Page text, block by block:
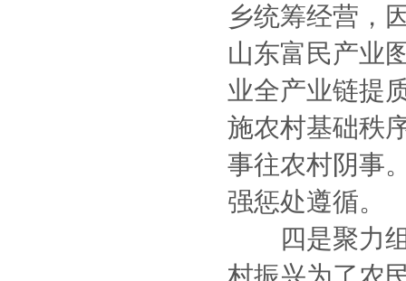
乡统筹经营，
山东富民产业
业全产业链提
施农村基础秩
事往农村阴事
强惩处遵循。
四是聚力组